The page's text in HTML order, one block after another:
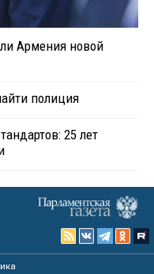
ли Армения новой
полиция
25 лет